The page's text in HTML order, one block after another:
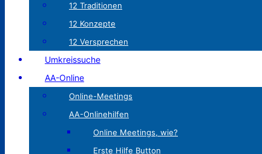
12 Traditionen
12 Konzepte
12 Versprechen
Umkreissuche
AA-Online
Online-Meetings
AA-Onlinehilfen
Online Meetings, wie?
Erste Hilfe Button